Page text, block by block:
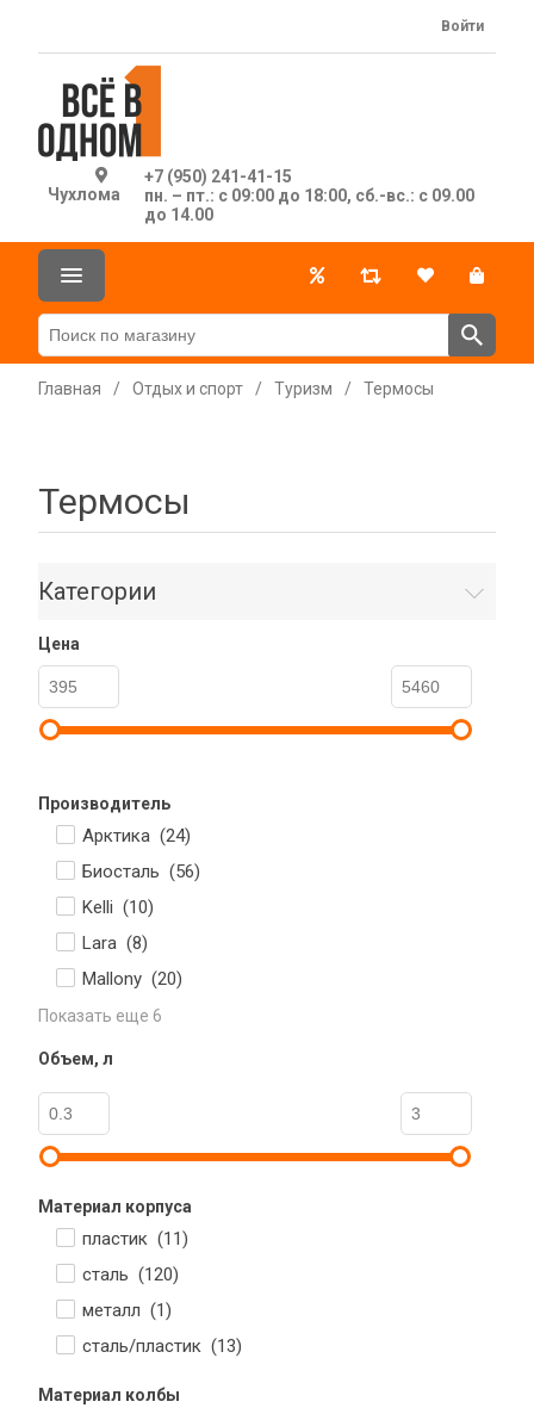
Чухлома
+7 (950) 241-41-15
пн. – пт.: с 09:00 до 18:00, сб.-вс.: с 09.00
до 14.00
Войти
Главная / Отдых и спорт / Туризм / Термосы
Термосы
Категории
Цена
Производитель
Арктика (24)
Биосталь (56)
Kelli (10)
Lara (8)
Mallony (20)
Показать еще 6
Объем, л
Материал корпуса
пластик (11)
сталь (120)
металл (1)
сталь/пластик (13)
Материал колбы